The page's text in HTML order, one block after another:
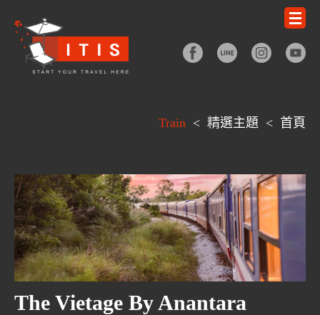
Train < 精選主題 < 首頁
The Vietage By Anantara